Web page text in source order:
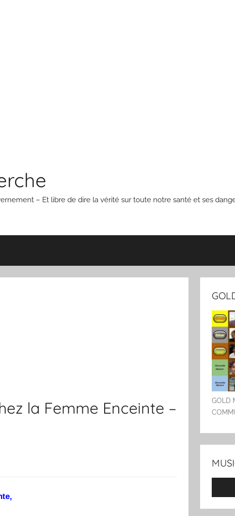
– Et libre de dire la vérité sur toute notre santé et ses
la Femme Enceinte –
GOLD
audio